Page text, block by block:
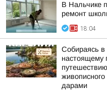
В Нальчике
ремонт
18:04
Собираясь в
настоящему
дарами